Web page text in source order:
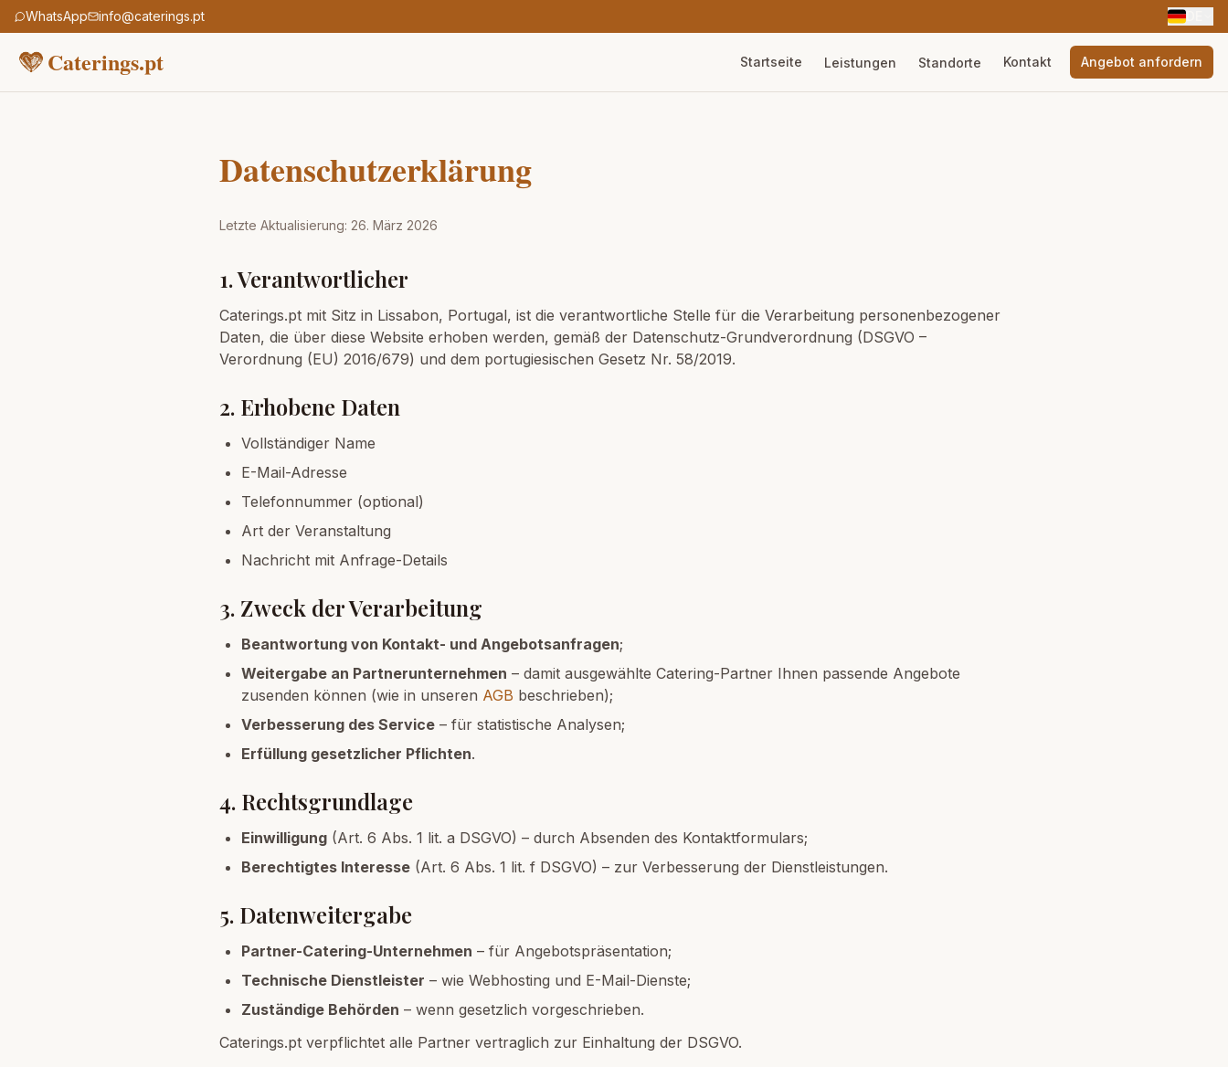
WhatsApp info@caterings.pt
Caterings.pt Startseite Leistungen Standorte Kontakt Angebot anfordern
Datenschutzerklärung
Letzte Aktualisierung: 26. März 2026
1. Verantwortlicher
Caterings.pt mit Sitz in Lissabon, Portugal, ist die verantwortliche Stelle für die Verarbeitung personenbezogener
Daten, die über diese Website erhoben werden, gemäß der Datenschutz-Grundverordnung (DSGVO –
Verordnung (EU) 2016/679) und dem portugiesischen Gesetz Nr. 58/2019.
2. Erhobene Daten
Vollständiger Name
E-Mail-Adresse
Telefonnummer (optional)
Art der Veranstaltung
Nachricht mit Anfrage-Details
3. Zweck der Verarbeitung
Beantwortung von Kontakt- und Angebotsanfragen;
Weitergabe an Partnerunternehmen – damit ausgewählte Catering-Partner Ihnen passende Angebote
zusenden können (wie in unseren AGB beschrieben);
Verbesserung des Service – für statistische Analysen;
Erfüllung gesetzlicher Pflichten.
4. Rechtsgrundlage
Einwilligung (Art. 6 Abs. 1 lit. a DSGVO) – durch Absenden des Kontaktformulars;
Berechtigtes Interesse (Art. 6 Abs. 1 lit. f DSGVO) – zur Verbesserung der Dienstleistungen.
5. Datenweitergabe
Partner-Catering-Unternehmen – für Angebotspräsentation;
Technische Dienstleister – wie Webhosting und E-Mail-Dienste;
Zuständige Behörden – wenn gesetzlich vorgeschrieben.
Caterings.pt verpflichtet alle Partner vertraglich zur Einhaltung der DSGVO.